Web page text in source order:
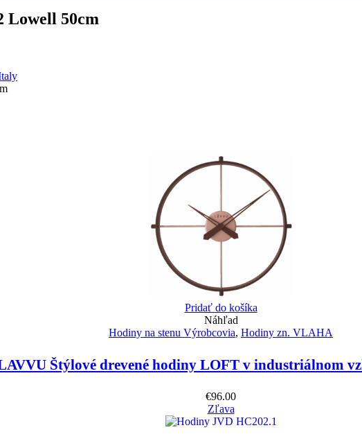
Lowell 50cm
Pridať do košíka
Náhľad
Hodiny na stenu Výrobcovia, Hodiny zn. VLAHA
Štýlové drevené hodiny LOFT v industriálnom
€96.00
Zľava